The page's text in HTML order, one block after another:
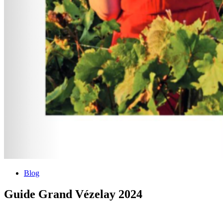
Blog
Guide Grand Vézelay 2024